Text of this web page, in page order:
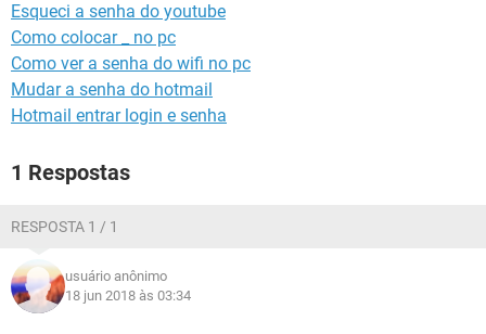
Esqueci a senha do youtube
Como colocar _ no pc
Como ver a senha do wifi no pc
Mudar a senha do hotmail
Hotmail entrar login e senha
1 Respostas
RESPOSTA 1 / 1
usuário anônimo
18 jun 2018 às 03:34